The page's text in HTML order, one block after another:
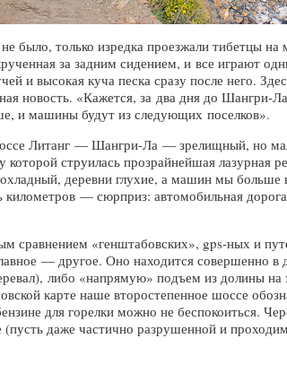
только изредка проезжали тибетцы
за задним сидением, и все играют
и высокая куча песка сразу после него.
новость. «Кажется, за два дня до
и машины будут из следующих поселков».
Литанг — Шангри-Ла — зрелищный, но
которой струилась прозрайнейшая
деревни глухие, а машин мы
километров — сюрприз: автомобильная
сравнением «генштабовских», gps-ных и
— другое. Оно находится совершенно
либо «напрямую» подъем из долины
карте наше второстепенное шоссе
для горелки можно не беспокоиться.
даже частично разрушенной и